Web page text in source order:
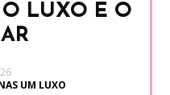
LUXO E O
UM LUXO